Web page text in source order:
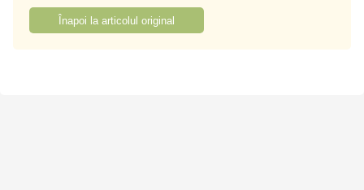
Înapoi la articolul original